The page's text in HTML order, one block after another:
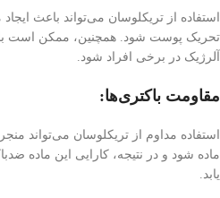
استفاده از تریکلوسان می‌تواند باعث
تحریک پوست شود. همچنین، ممکن است
آلرژیک در برخی افراد شود.
مقاومت باکتری‌ها:
استفاده مداوم از تریکلوسان می‌تواند
ماده شود و در نتیجه، کارایی این ماده
یابد.